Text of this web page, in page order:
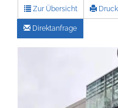
Zur Übersicht
Direktanfrage